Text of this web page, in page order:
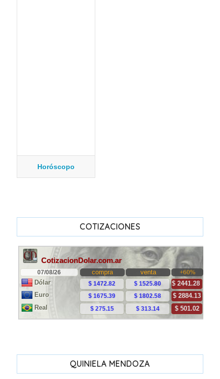
Horóscopo
COTIZACIONES
QUINIELA MENDOZA